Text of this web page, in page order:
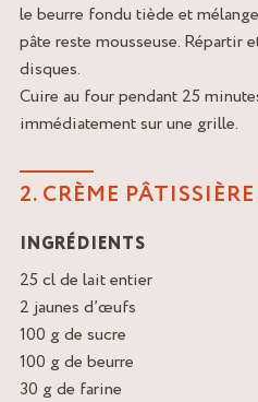
le beurre fondu tiède et
pâte reste mousseuse. Répartir
disques.
Cuire au four pendant 25
immédiatement sur une grille.
2. CRÈME
INGRÉDIENTS
25 cl de lait entier
2 jaunes d’œufs
100 g de sucre
100 g de beurre
30 g de farine